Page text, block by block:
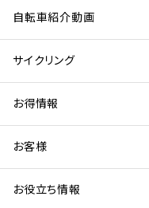
自転車紹介動画
サイクリング
お得情報
お客様
お役立ち情報